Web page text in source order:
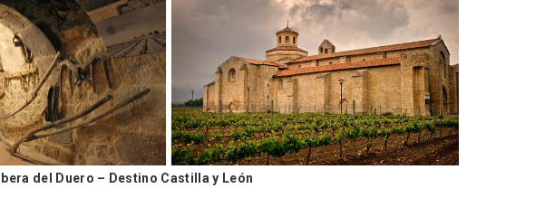
del Duero – Destino Castilla y León
El árbol de Navidad de
Fuenterrebollo
Belén segoviano, otra
escusa más para
Sepúlveda estas